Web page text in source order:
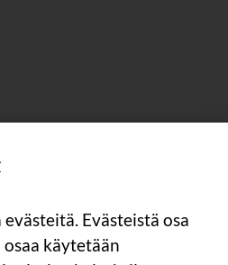
Evästeistä osa
käytetään